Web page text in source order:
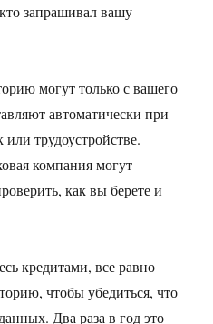
запрашивал вашу
могут только с вашего
автоматически при
трудоустройстве.
компания могут
как вы берете и
кредитами, все равно
чтобы убедиться, что
Два раза в год это